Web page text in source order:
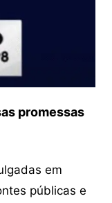
promessas
em
públicas e